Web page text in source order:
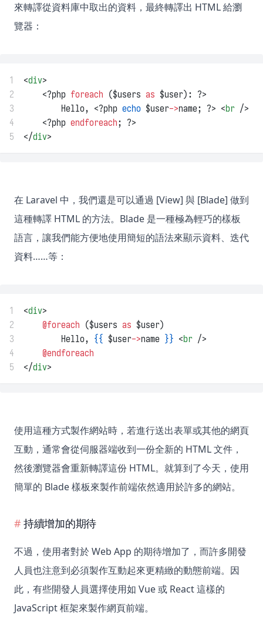
來轉譯從資料庫中取出的資料，最終轉譯出 HTML 給瀏
覽器：
1 <div>
2
    <?php
foreach ($users as $user): ?>
3
        Hello, <?php
echo $user->name; ?> <br />
4
    <?php
endforeach; ?>
5
</div>
在 Laravel 中，我們還是可以通過 [View] 與 [Blade] 做到
這種轉譯 HTML 的方法。Blade 是一種極為輕巧的樣板
語言，讓我們能方便地使用簡短的語法來顯示資料、迭代
資料……等：
1 <div>
2
@foreach ($users as $user)
3
        Hello,
{{ $user->name }} <br />
4
@endforeach
5
</div>
使用這種方式製作網站時，若進行送出表單或其他的網頁
互動，通常會從伺服器端收到一份全新的 HTML 文件，
然後瀏覽器會重新轉譯這份 HTML。就算到了今天，使用
簡單的 Blade 樣板來製作前端依然適用於許多的網站。
持續增加的期待
不過，使用者對於 Web App 的期待增加了，而許多開發
人員也注意到必須製作互動起來更精緻的動態前端。因
此，有些開發人員選擇使用如 Vue 或 React 這樣的
JavaScript 框架來製作網頁前端。